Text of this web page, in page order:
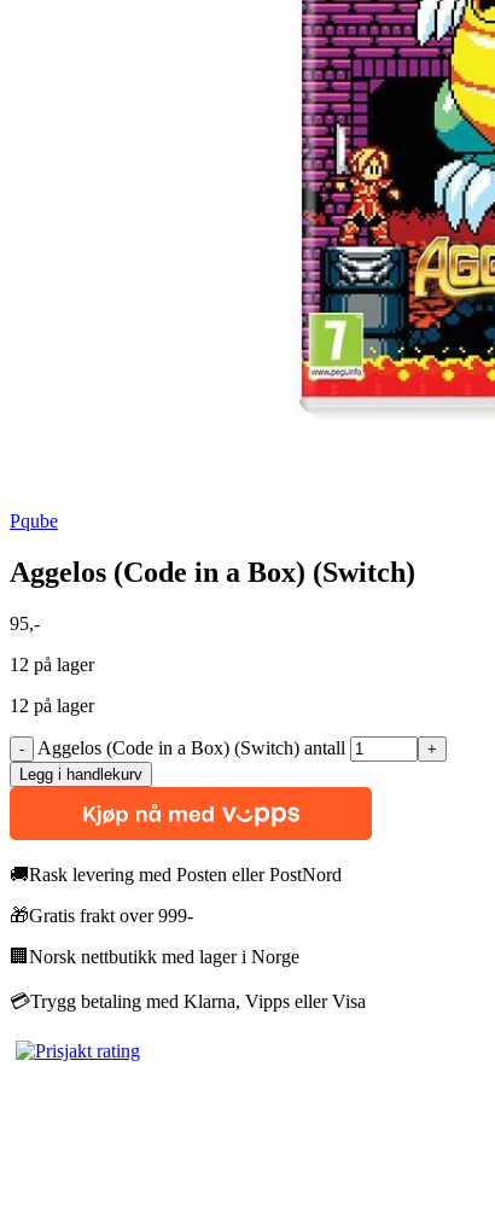
Pqube
Aggelos (Code in a Box) (Switch)
95,-
12 på lager
12 på lager
Aggelos (Code in a Box) (Switch) antall
Legg i handlekurv
🚚Rask levering med Posten eller PostNord
🎁Gratis frakt over 999-
🏢 Norsk nettbutikk med lager i Norge
💳Trygg betaling med Klarna, Vipps eller Visa